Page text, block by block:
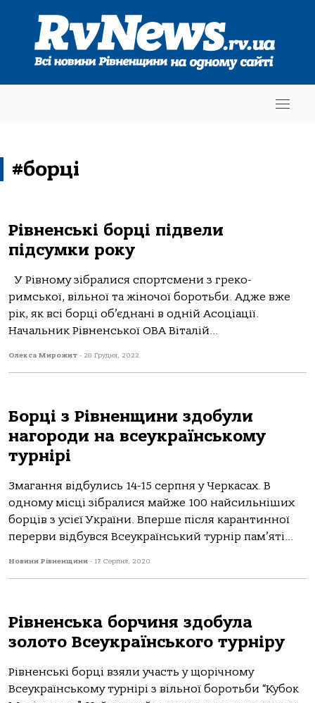
#борці
Рівненські борці підвели
підсумки року
У Рівному зібралися спортсмени з греко-
римської, вільної та жіночої боротьби. Адже вже
рік, як всі борці об’єднані в одній Асоціації.
Начальник Рівненської ОВА Віталій...
Олекса Мирожит - 28 Грудня, 2022
Борці з Рівненщини здобули
нагороди на всеукраїнському
турнірі
Змагання відбулись 14-15 серпня у Черкасах. В
одному місці зібралися майже 100 найсильніших
борців з усієї України. Вперше після карантинної
перерви відбувся Всеукраїнський турнір пам’яті...
Новини Рівненщини - 17 Серпня, 2020
Рівненська борчиня здобула
золото Всеукраїнського турніру
Рівненські борці взяли участь у щорічному
Всеукраїнському турнірі з вільної боротьби “Кубок